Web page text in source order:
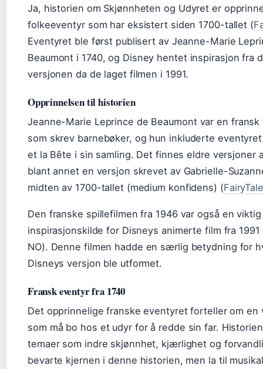
Ja, historien om Skjønnheten og Udyret er
folkeeventyr som har eksistert siden 1700-tallet (
Eventyret ble først publisert av Jeanne-Marie
Beaumont i 1740, og Disney hentet inspirasjon fra
versjonen da de laget filmen i 1991.
Opprinnelsen til historien
Jeanne-Marie Leprince de Beaumont var en
som skrev barnebøker, og hun inkluderte
et la Bête i sin samling. Det finnes eldre versjoner
blant annet en versjon skrevet av Gabrielle-
midten av 1700-tallet (medium konfidens) (
Den franske spillefilmen fra 1946 var også en viktig
inspirasjonskilde for Disneys animerte film fra 1991
NO). Denne filmen hadde en særlig betydning for
Disneys versjon ble utformet.
Fransk eventyr fra 1740
Det opprinnelige franske eventyret forteller om en
som må bo hos et udyr for å redde sin far.
temaer som indre skjønnhet, kjærlighet og
bevarte kjernen i denne historien, men la til